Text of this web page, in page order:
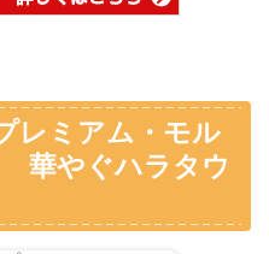
レミアム・モル
華やぐハラタウ